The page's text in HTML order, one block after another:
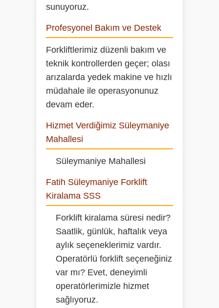
sunuyoruz.
Profesyonel Bakım ve Destek
Forkliftlerimiz düzenli bakım ve
teknik kontrollerden geçer; olası
arızalarda yedek makine ve hızlı
müdahale ile operasyonunuz
devam eder.
Hizmet Verdiğimiz Süleymaniye
Mahallesi
Süleymaniye Mahallesi
Fatih Süleymaniye Forklift
Kiralama SSS
Forklift kiralama süresi nedir?
Saatlik, günlük, haftalık veya
aylık seçeneklerimiz vardır.
Operatörlü forklift seçeneğiniz
var mı? Evet, deneyimli
operatörlerimizle hizmet
sağlıyoruz.